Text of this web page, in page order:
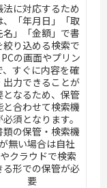
法に対応するため
、「年月日」「取
名」「金額」で書
絞り込める検索で
PCの画面やプリン
、すぐに内容を確
出力できることが
となるため、保管
と合わせて検索機
須となります。
の保管・検索機
無い場合は自社
クラウドで検索
る形での保管が必
要